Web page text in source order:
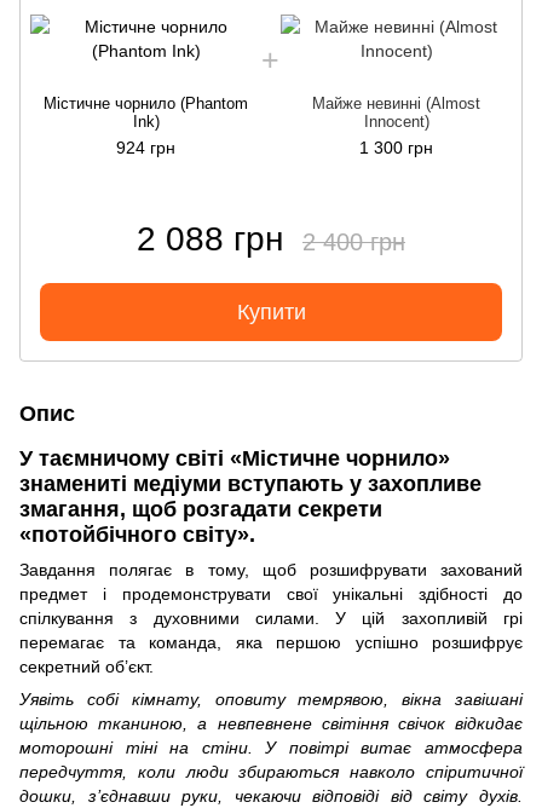
Містичне чорнило (Phantom
Ink)
924 грн
Майже невинні (Almost
Innocent)
1 300 грн
2 088 грн 2 400 грн
Купити
Опис
У таємничому світі «Містичне чорнило»
знамениті медіуми вступають у захопливе
змагання, щоб розгадати секрети
«потойбічного світу».
Завдання полягає в тому, щоб розшифрувати захований
предмет і продемонструвати свої унікальні здібності до
спілкування з духовними силами. У цій захопливій грі
перемагає та команда, яка першою успішно розшифрує
секретний об’єкт.
Уявіть собі кімнату, оповиту темрявою, вікна завішані
щільною тканиною, а невпевнене світіння свічок відкидає
моторошні тіні на стіни. У повітрі витає атмосфера
передчуття, коли люди збираються навколо спіритичної
дошки, з’єднавши руки, чекаючи відповіді від світу духів.